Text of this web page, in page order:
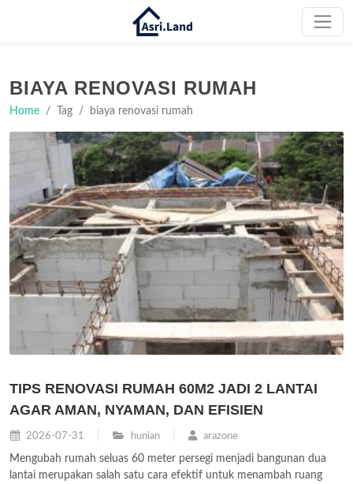
BIAYA RENOVASI RUMAH
Home Tag biaya renovasi rumah
TIPS RENOVASI RUMAH 60M2 JADI 2 LANTAI
AGAR AMAN, NYAMAN, DAN EFISIEN
2026-07-31 hunian arazone
Mengubah rumah seluas 60 meter persegi menjadi bangunan dua
lantai merupakan salah satu cara efektif untuk menambah ruang